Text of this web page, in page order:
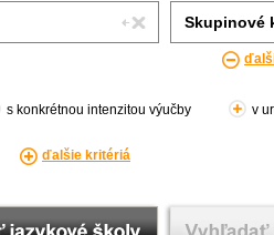
s konkrétnou intenzitou výučby v
ďalšie kritériá